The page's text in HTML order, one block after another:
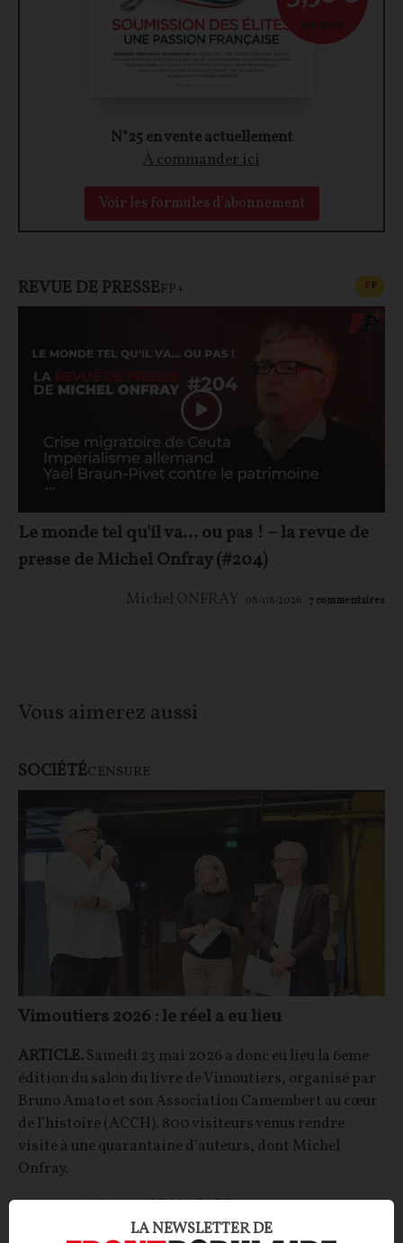
N°25 en vente actuellement
À commander ici
Voir les formules d'abonnement
par mois
REVUE DE PRESSEFP+ FP
Le monde tel qu'il va… ou pas ! – la revue de
presse de Michel Onfray (#204)
Michel ONFRAY 08/08/2026 7commentaires
Vous aimerez aussi
SOCIÉTÉCENSURE
Vimoutiers 2026 : le réel a eu lieu
ARTICLE.Samedi 23 mai 2026 a donc eu lieu la 6eme
édition du salon du livre de Vimoutiers, organisé par
Bruno Amato et son Association Camembert au cœur
de l’histoire (ACCH). 800 visiteurs venus rendre
visite à une quarantaine d’auteurs, dont Michel
Onfray.
Maxime LE NAGARD
LA NEWSLETTER DE